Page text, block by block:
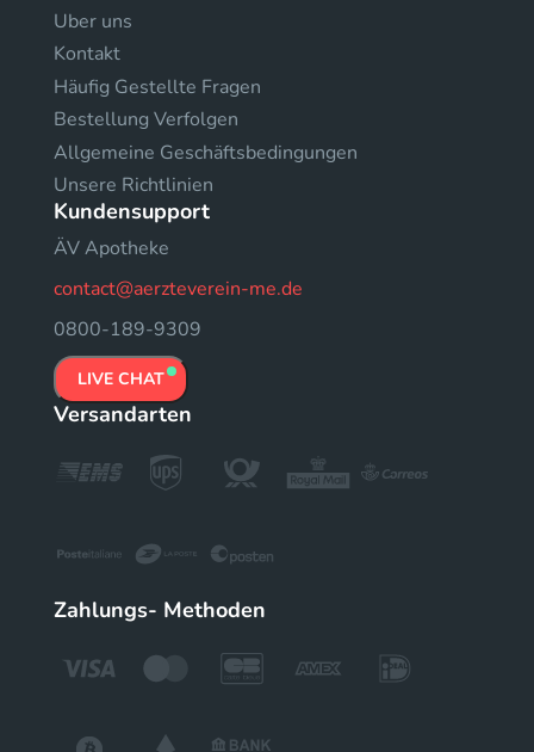
Uber uns
Kontakt
Häufig Gestellte Fragen
Bestellung Verfolgen
Allgemeine Geschäftsbedingungen
Unsere Richtlinien
Kundensupport
ÄV Apotheke
contact@aerzteverein-me.de
0800-189-9309
LIVE CHAT
Versandarten
Zahlungs- Methoden